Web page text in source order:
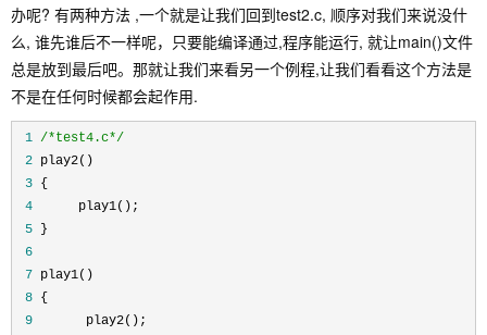
办呢? 有两种方法 ,一个就是让我们回到test2.c, 顺序对我们来说没什
么, 谁先谁后不一样呢，只要能编译通过,程序能运行, 就让main()文件
总是放到最后吧。那就让我们来看另一个例程,让我们看看这个方法是
不是在任何时候都会起作用.
1 /*test4.c*/
2 play2()
3 {
4
      play1();
5 }
6
7 play1()
8 {
9
       play2();